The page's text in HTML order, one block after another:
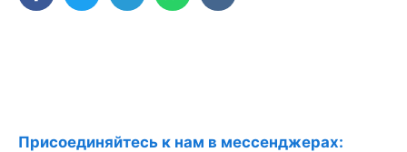
Присоединяйтесь к нам в мессенджерах: